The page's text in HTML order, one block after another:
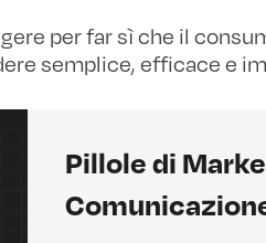
per far sì che il
semplice, efficace e
Pillole di